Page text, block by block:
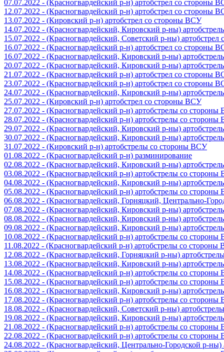
07.07.2022 - (Красногвардейский р-н) артобстрел со стороны
12.07.2022 - (Красногвардейский р-н) артобстрел со стороны
13.07.2022 - (Кировский р-н) артобстрел со стороны ВСУ
14.07.2022 - (Красногвардейский, Кировский р-ны)
15.07.2022 - (Красногвардейский, Советский р-ны)
16.07.2022 - (Красногвардейский р-н) артобстрел со стороны
16.07.2022 - (Красногвардейский, Кировский р-ны)
20.07.2022 - (Красногвардейский, Кировский р-ны)
21.07.2022 - (Красногвардейский р-н) артобстрел со стороны
23.07.2022 - (Красногвардейский р-н) артобстрел со стороны
24.07.2022 - (Красногвардейский, Кировский р-ны)
25.07.2022 - (Кировский р-н) артобстрел со стороны ВСУ
27.07.2022 - (Красногвардейский р-н) артобстрелы со
28.07.2022 - (Красногвардейский р-н) артобстрелы со
29.07.2022 - (Красногвардейский, Кировский р-ны)
30.07.2022 - (Красногвардейский, Кировский р-ны)
31.07.2022 - (Кировский р-н) артобстрелы со стороны ВСУ
01.08.2022 - (Красногвардейский р-н) разминирование
02.08.2022 - (Красногвардейский, Кировский р-ны)
03.08.2022 - (Красногвардейский р-н) артобстрелы со
04.08.2022 - (Красногвардейский, Кировский р-ны)
05.08.2022 - (Красногвардейский р-н) артобстрелы со
06.08.2022 - (Красногвардейский, Горняцкий, Центрально-
07.08.2022 - (Красногвардейский, Кировский р-ны)
08.08.2022 - (Красногвардейский, Кировский р-ны)
09.08.2022 - (Красногвардейский, Кировский р-ны)
10.08.2022 - (Красногвардейский р-н) артобстрелы со
11.08.2022 - (Красногвардейский р-н) артобстрелы со стороны
12.08.2022 - (Красногвардейский, Горняцкий р-ны)
13.08.2022 - (Красногвардейский, Кировский р-ны)
14.08.2022 - (Красногвардейский р-н) артобстрелы со
15.08.2022 - (Красногвардейский р-н) артобстрелы со
16.08.2022 - (Красногвардейский, Кировский р-ны)
17.08.2022 - (Красногвардейский р-н) артобстрелы со
18.08.2022 - (Красногвардейский, Советский р-ны)
19.08.2022 - (Красногвардейский, Кировский р-ны)
21.08.2022 - (Красногвардейский р-н) артобстрелы со
22.08.2022 - (Красногвардейский р-н) артобстрелы со
24.08.2022 - (Красногвардейский, Центрально-Городской р-